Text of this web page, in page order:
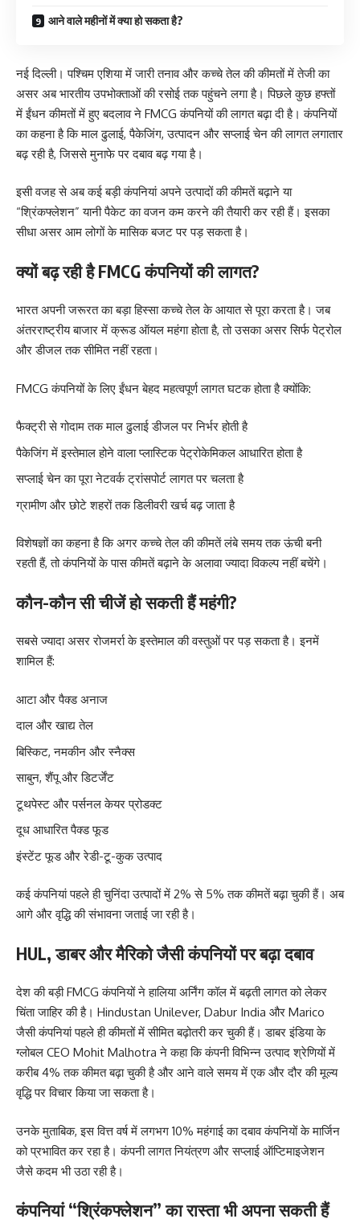
आने वाले महीनों में क्या हो सकता है?
नई दिल्ली। पश्चिम एशिया में जारी तनाव और कच्चे तेल की कीमतों में तेजी का
असर अब भारतीय उपभोक्ताओं की रसोई तक पहुंचने लगा है। पिछले कुछ हफ्तों
में ईंधन कीमतों में हुए बदलाव ने FMCG कंपनियों की लागत बढ़ा दी है। कंपनियों
का कहना है कि माल ढुलाई, पैकेजिंग, उत्पादन और सप्लाई चेन की लागत लगातार
बढ़ रही है, जिससे मुनाफे पर दबाव बढ़ गया है।
इसी वजह से अब कई बड़ी कंपनियां अपने उत्पादों की कीमतें बढ़ाने या
“श्रिंकफ्लेशन” यानी पैकेट का वजन कम करने की तैयारी कर रही हैं। इसका
सीधा असर आम लोगों के मासिक बजट पर पड़ सकता है।
क्यों बढ़ रही है FMCG कंपनियों की लागत?
भारत अपनी जरूरत का बड़ा हिस्सा कच्चे तेल के आयात से पूरा करता है। जब
अंतरराष्ट्रीय बाजार में क्रूड ऑयल महंगा होता है, तो उसका असर सिर्फ पेट्रोल
और डीजल तक सीमित नहीं रहता।
FMCG कंपनियों के लिए ईंधन बेहद महत्वपूर्ण लागत घटक होता है क्योंकि:
फैक्ट्री से गोदाम तक माल ढुलाई डीजल पर निर्भर होती है
पैकेजिंग में इस्तेमाल होने वाला प्लास्टिक पेट्रोकेमिकल आधारित होता है
सप्लाई चेन का पूरा नेटवर्क ट्रांसपोर्ट लागत पर चलता है
ग्रामीण और छोटे शहरों तक डिलीवरी खर्च बढ़ जाता है
विशेषज्ञों का कहना है कि अगर कच्चे तेल की कीमतें लंबे समय तक ऊंची बनी
रहती हैं, तो कंपनियों के पास कीमतें बढ़ाने के अलावा ज्यादा विकल्प नहीं बचेंगे।
कौन-कौन सी चीजें हो सकती हैं महंगी?
सबसे ज्यादा असर रोजमर्रा के इस्तेमाल की वस्तुओं पर पड़ सकता है। इनमें
शामिल हैं:
आटा और पैक्ड अनाज
दाल और खाद्य तेल
बिस्किट, नमकीन और स्नैक्स
साबुन, शैंपू और डिटर्जेंट
टूथपेस्ट और पर्सनल केयर प्रोडक्ट
दूध आधारित पैक्ड फूड
इंस्टेंट फूड और रेडी-टू-कुक उत्पाद
कई कंपनियां पहले ही चुनिंदा उत्पादों में 2% से 5% तक कीमतें बढ़ा चुकी हैं। अब
आगे और वृद्धि की संभावना जताई जा रही है।
HUL, डाबर और मैरिको जैसी कंपनियों पर बढ़ा दबाव
देश की बड़ी FMCG कंपनियों ने हालिया अर्निंग कॉल में बढ़ती लागत को लेकर
चिंता जाहिर की है। Hindustan Unilever, Dabur India और Marico
जैसी कंपनियां पहले ही कीमतों में सीमित बढ़ोतरी कर चुकी हैं। डाबर इंडिया के
ग्लोबल CEO Mohit Malhotra ने कहा कि कंपनी विभिन्न उत्पाद श्रेणियों में
करीब 4% तक कीमत बढ़ा चुकी है और आने वाले समय में एक और दौर की मूल्य
वृद्धि पर विचार किया जा सकता है।
उनके मुताबिक, इस वित्त वर्ष में लगभग 10% महंगाई का दबाव कंपनियों के मार्जिन
को प्रभावित कर रहा है। कंपनी लागत नियंत्रण और सप्लाई ऑप्टिमाइजेशन
जैसे कदम भी उठा रही है।
कंपनियां “श्रिंकफ्लेशन” का रास्ता भी अपना सकती हैं